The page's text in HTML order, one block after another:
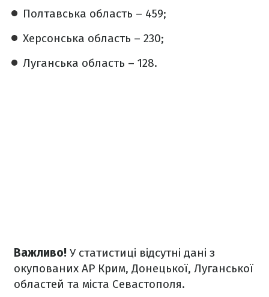
Полтавська область – 459;
Херсонська область – 230;
Луганська область – 128.
Важливо! У статистиці відсутні дані з
окупованих АР Крим, Донецької, Луганської
областей та міста Севастополя.